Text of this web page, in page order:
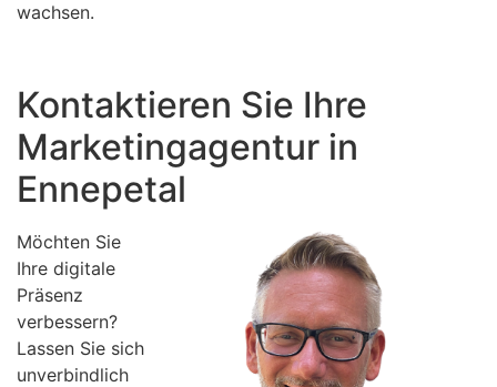
wachsen.
Kontaktieren Sie Ihre
Marketingagentur in
Ennepetal
Möchten Sie
Ihre digitale
Präsenz
verbessern?
Lassen Sie sich
unverbindlich